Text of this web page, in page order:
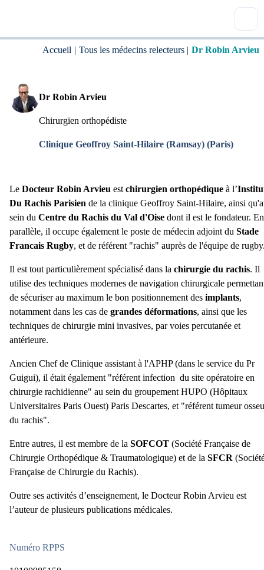
Accueil | Tous les médecins relecteurs | Dr Robin Arvieu
Dr Robin Arvieu
Chirurgien orthopédiste
Clinique Geoffroy Saint-Hilaire (Ramsay) (Paris)
Le Docteur Robin Arvieu est chirurgien orthopédique à l’
Du Rachis Parisien de la clinique Geoffroy Saint-Hilaire, ainsi
sein du Centre du Rachis du Val d'Oise dont il est le fondateur. En
parallèle, il occupe également le poste de médecin adjoint du Stade
Francais Rugby, et de référent "rachis" auprès de l'équipe de
Il est tout particulièrement spécialisé dans la chirurgie du rachis. Il
utilise des techniques modernes de navigation chirurgicale
de sécuriser au maximum le bon positionnement des implants,
notamment dans les cas de grandes déformations, ainsi que les
techniques de chirurgie mini invasives, par voies percutanée et
antérieure.
Ancien Chef de Clinique assistant à l'APHP (dans le service du Pr
Guigui), il était également "référent infection du site opératoire en
chirurgie rachidienne" au sein du groupement HUPO (Hôpitaux
Universitaires Paris Ouest) Paris Descartes, et "référent tumeur
du rachis".
Entre autres, il est membre de la SOFCOT (Société Française de
Chirurgie Orthopédique & Traumatologique) et de la SFCR
Française de Chirurgie du Rachis).
Outre ses activités d’enseignement, le Docteur Robin Arvieu est
l’auteur de plusieurs publications médicales.
Numéro RPPS